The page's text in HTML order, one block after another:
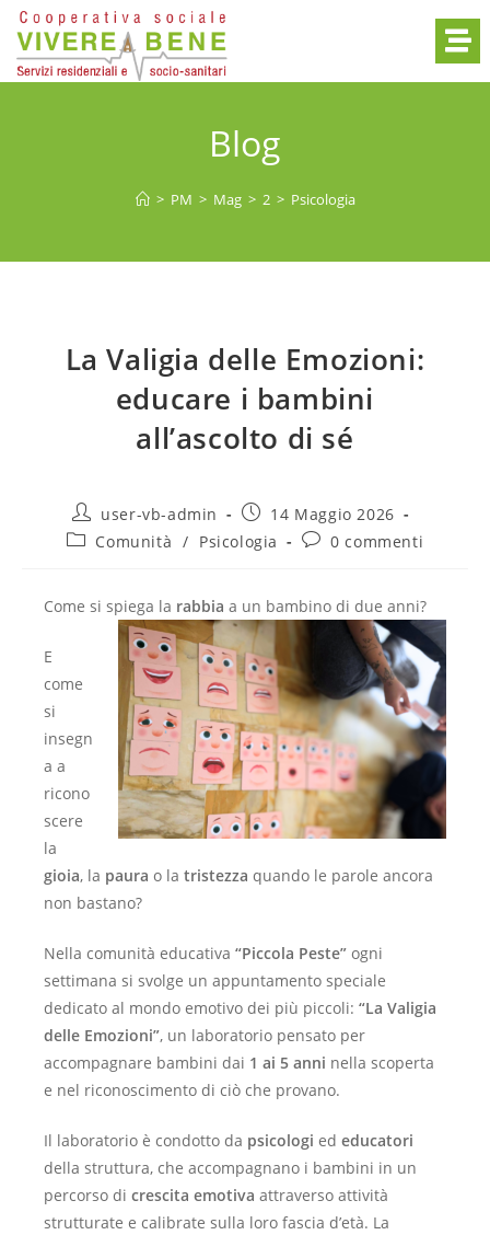
Blog
> PM > Mag > 2 > Psicologia
La Valigia delle Emozioni:
educare i bambini
all’ascolto di sé
user-vb-admin
14 Maggio 2026
Comunità / Psicologia 0 commenti
Come si spiega la rabbia a un bambino di due anni?
E
come
si
insegn
a a
ricono
scere
la
gioia, la paura o la tristezza quando le parole ancora
non bastano?
Nella comunità educativa “Piccola Peste” ogni
settimana si svolge un appuntamento speciale
dedicato al mondo emotivo dei più piccoli: “La Valigia
delle Emozioni”, un laboratorio pensato per
accompagnare bambini dai 1 ai 5 anni nella scoperta
e nel riconoscimento di ciò che provano.
Il laboratorio è condotto da psicologi ed educatori
della struttura, che accompagnano i bambini in un
percorso di crescita emotiva attraverso attività
strutturate e calibrate sulla loro fascia d’età. La